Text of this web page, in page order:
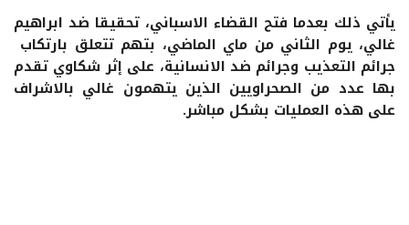
يأتي ذلك بعدما فتح القضاء الاسباني، تحقيقا ضد ابراهيم
غالي، يوم الثاني من ماي الماضي، بتهم تتعلق بارتكاب
جرائم التعذيب وجرائم ضد الانسانية، على إثر شكاوي تقدم
بها عدد من الصحراويين الذين يتهمون غالي بالاشراف
على هذه العمليات بشكل مباشر.